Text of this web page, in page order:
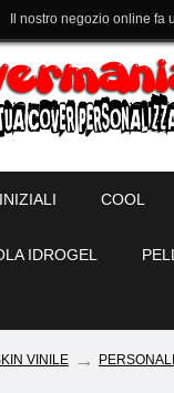
COOL
IDROGEL
Il nostro negozio online
VINILE